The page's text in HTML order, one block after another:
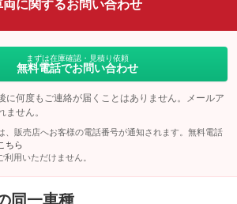
両に関するお問い合わせ
まずは在庫確認・見積り依頼
無料電話でお問い合わせ
に何度もご連絡が届くことはありません。メールア
ません。
販売店へお客様の電話番号が通知されます。無料電話
ちら
用いただけません。
同一車種